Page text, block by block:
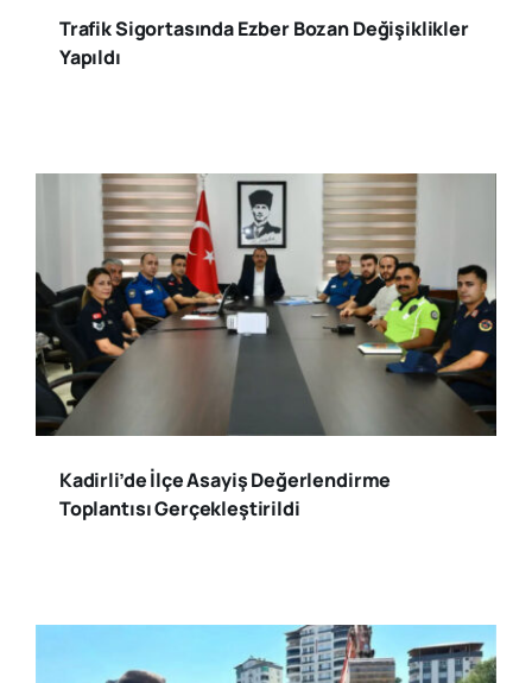
Trafik Sigortasında Ezber Bozan Değişiklikler
Yapıldı
Kadirli’de İlçe Asayiş Değerlendirme
Toplantısı Gerçekleştirildi